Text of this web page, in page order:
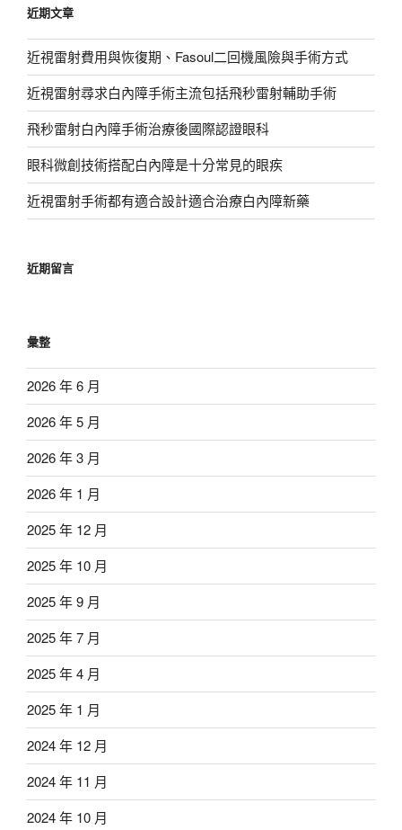
字:
近期文章
近視雷射費用與恢復期、Fasoul二回機風險與手術方式
近視雷射尋求白內障手術主流包括飛秒雷射輔助手術
飛秒雷射白內障手術治療後國際認證眼科
眼科微創技術搭配白內障是十分常見的眼疾
近視雷射手術都有適合設計適合治療白內障新藥
近期留言
彙整
2026 年 6 月
2026 年 5 月
2026 年 3 月
2026 年 1 月
2025 年 12 月
2025 年 10 月
2025 年 9 月
2025 年 7 月
2025 年 4 月
2025 年 1 月
2024 年 12 月
2024 年 11 月
2024 年 10 月